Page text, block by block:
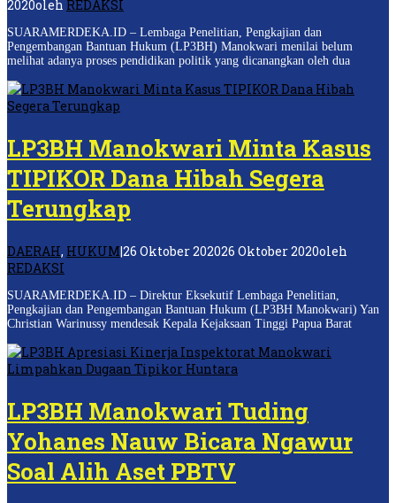
2020oleh REDAKSI
SUARAMERDEKA.ID – Lembaga Penelitian, Pengkajian dan
Pengembangan Bantuan Hukum (LP3BH) Manokwari menilai belum
melihat adanya proses pendidikan politik yang dicanangkan oleh dua
LP3BH Manokwari Minta Kasus
TIPIKOR Dana Hibah Segera
Terungkap
DAERAH, HUKUM|26 Oktober 202026 Oktober 2020oleh
REDAKSI
SUARAMERDEKA.ID – Direktur Eksekutif Lembaga Penelitian,
Pengkajian dan Pengembangan Bantuan Hukum (LP3BH Manokwari) Yan
Christian Warinussy mendesak Kepala Kejaksaan Tinggi Papua Barat
LP3BH Manokwari Tuding
Yohanes Nauw Bicara Ngawur
Soal Alih Aset PBTV